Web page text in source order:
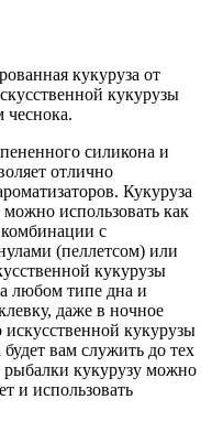
кукуруза от
кукурузы
чеснока.
силикона и
отлично
Кукуруза
использовать как
с
(пеллетсом) или
кукурузы
любом типе дна и
даже в ночное
кукурузы
вам служить до тех
рыбалки кукурузу можно
и использовать